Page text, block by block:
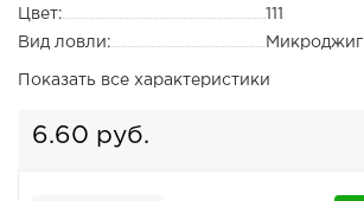
Цвет:
111
Вид ловли:
Микроджиг
Показать все характеристики
6.60 руб.